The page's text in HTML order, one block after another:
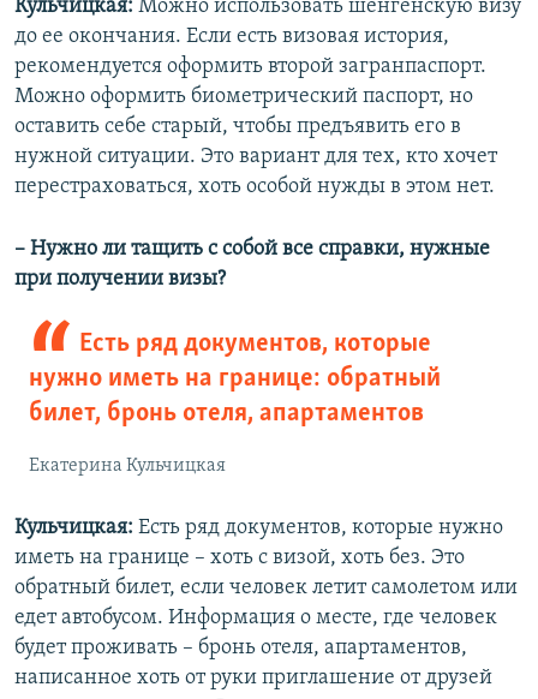
Кульчицкая: Можно использовать шенгенскую визу
до ее окончания. Если есть визовая история,
рекомендуется оформить второй загранпаспорт.
Можно оформить биометрический паспорт, но
оставить себе старый, чтобы предъявить его в
нужной ситуации. Это вариант для тех, кто хочет
перестраховаться, хоть особой нужды в этом нет.
– Нужно ли тащить с собой все справки, нужные
при получении визы?
Есть ряд документов, которые
нужно иметь на границе: обратный
билет, бронь отеля, апартаментов
Екатерина Кульчицкая
Кульчицкая: Есть ряд документов, которые нужно
иметь на границе – хоть с визой, хоть без. Это
обратный билет, если человек летит самолетом или
едет автобусом. Информация о месте, где человек
будет проживать – бронь отеля, апартаментов,
написанное хоть от руки приглашение от друзей